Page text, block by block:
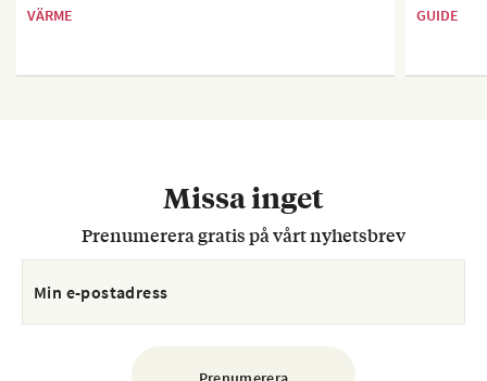
VÄRME GUIDE
Missa inget
Prenumerera gratis på vårt nyhetsbrev